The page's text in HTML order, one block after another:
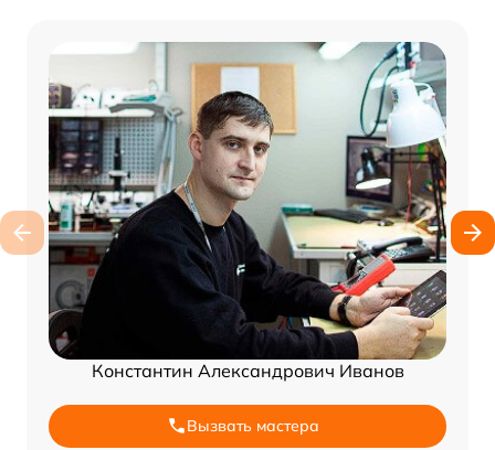
Константин Александрович Иванов
Вызвать мастера